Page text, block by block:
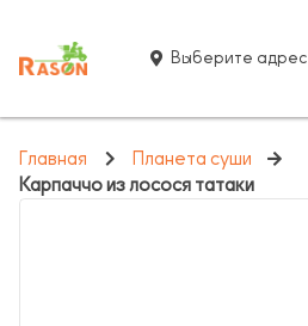
Выберите адрес
Главная
Планета суши
Карпаччо из лосося татаки